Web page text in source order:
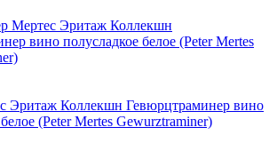
Эритаж Коллекшн Гевюрцтраминер вино
(Peter Mertes Gewurztraminer)